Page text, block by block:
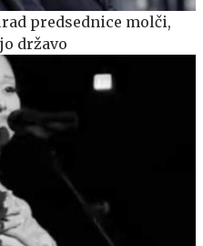
predsednice molči,
državo